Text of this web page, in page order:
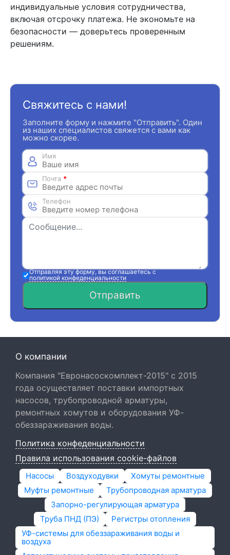
индивидуальные условия сотрудничества,
включая отсрочку платежа. Не экономьте на
безопасности — доверьтесь проверенным
решениям.
Свяжитесь с нами!
Заполните форму и нажмите "Отправить". Один
из наших специалистов свяжется с вами как
можно скорее.
Имя
Почта *
Телефон
Отправляя эту форму, вы соглашаетесь с
политикой конфеденциальности
Отправить
О компании
Компания "Евронасоскомплект-2015" с 2015
года осуществляет поставки импортных
насосов, трубопроводной арматуры,
ремонтных хомутов и оборудования УФ-
обеззараживания воды.
Политика конфеденциальности
Правила использования cookie-файлов
Насосы Воздуходувки
Хомуты ремонтные
Муфты ремонтные
Трубопроводная арматура
Запорно-регулирующая арматура
Труба ПНД (ПЭ)
Регистры отопления
УФ-системы для обеззараживания воды и
воздуха